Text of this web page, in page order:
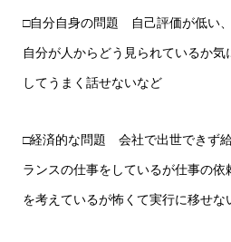
□自分自身の問題 自己評価が低い、
自分が人からどう見られているか
してうまく話せないなど
□経済的な問題 会社で出世できず
ランスの仕事をしているが仕事の
を考えているが怖くて実行に移せな